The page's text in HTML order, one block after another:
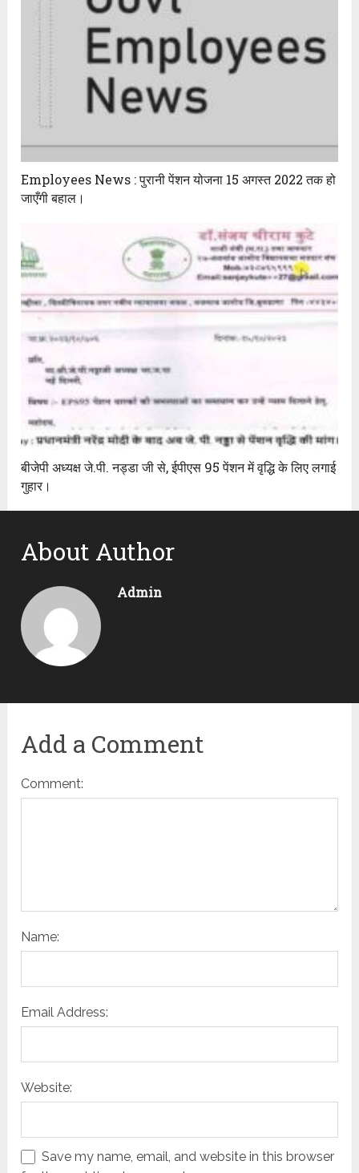
Employees News : पुरानी पेंशन योजना 15 अगस्त 2022 तक हो
जाएँगी बहाल।
बीजेपी अध्यक्ष जे.पी. नड्डा जी से, ईपीएस 95 पेंशन में वृद्धि के लिए लगाई
गुहार।
About Author
Admin
Add a Comment
Comment:
Name:
Email Address:
Website:
Save my name, email, and website in this browser